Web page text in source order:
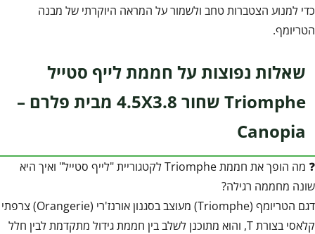
כדי למנוע הצטברות טחב ולשמור על המראה היוקרתי של מבנה
הטריומף.
שאלות נפוצות על חממת לייף סטייל
Triomphe שחור 4.5X3.8 מבית פלרם –
Canopia
❓ מה הופך את חממת Triomphe לקטגוריית "לייף סטייל" ואיך היא
שונה מחממה רגילה?
דגם הטריומף (Triomphe) מעוצב בסגנון אורנז'רי (Orangerie) צרפתי
קלאסי בצורת T, והוא מתוכנן לשלב בין חממת גידול מתקדמת לבין חלל